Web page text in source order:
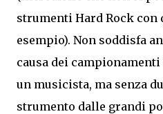
strumenti Hard Rock con
esempio). Non soddisfa
causa dei
un musicista, ma senza
strumento dalle grandi